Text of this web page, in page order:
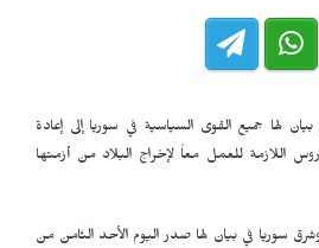
لها جميع القوى السياسية في سوريا إلى إعادة
اللازمة للعمل معاً لإخراج البلاد من أزمتها
وشرق سوريا في بيان لها صدر اليوم الأحد الثامن من